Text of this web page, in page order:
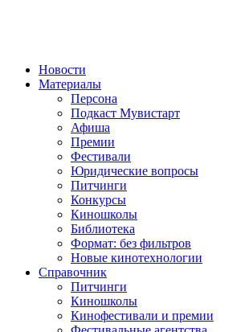
Новости
Материалы
Персона
Подкаст Мувистарт
Афиша
Премии
Фестивали
Юридические вопросы
Питчинги
Конкурсы
Киношколы
Библиотека
Формат: без фильтров
Новые кинотехнологии
Справочник
Питчинги
Киношколы
Кинофестивали и премии